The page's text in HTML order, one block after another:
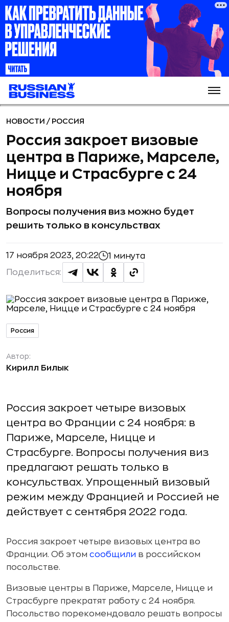
НОВОСТИ / РОССИЯ
Россия закроет визовые
центра в Париже, Марселе,
Ницце и Страсбурге с 24
ноября
Вопросы получения виз можно будет
решить только в консульствах
17 ноября 2023, 20:22 1 минута
Поделиться:
Россия
Автор:
Кирилл Билык
Россия закроет четыре визовых
центра во Франции с 24 ноября: в
Париже, Марселе, Ницце и
Страсбурге. Вопросы получения виз
предлагают решать только в
консульствах. Упрощенный визовый
режим между Францией и Россией не
действует с сентября 2022 года.
Россия закроет четыре визовых центра во
Франции. Об этом сообщили в российском
посольстве.
Визовые центры в Париже, Марселе, Ницце и
Страсбурге прекратят работу с 24 ноября.
Посольство порекомендовало решать вопросы